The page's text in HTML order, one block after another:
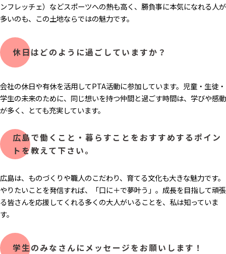
ンフレッチェ）などスポーツへの熱も高く、勝負事に本気になれる人が
多いのも、この土地ならではの魅力です。
休日はどのように過ごしていますか？
会社の休日や有休を活用してPTA活動に参加しています。児童・生徒・
学生の未来のために、同じ想いを持つ仲間と過ごす時間は、学びや感動
が多く、とても充実しています。
広島で働くこと・暮らすことをおすすめするポイン
トを教えて下さい。
広島は、ものづくりや職人のこだわり、育てる文化も大きな魅力です。
やりたいことを発信すれば、「口に＋で夢叶う」。成長を目指して頑張
る皆さんを応援してくれる多くの大人がいることを、私は知っていま
す。
学生のみなさんにメッセージをお願いします！